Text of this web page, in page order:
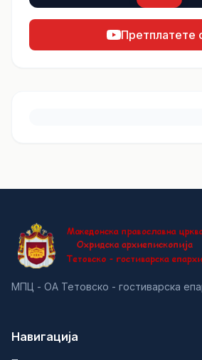
Претплатете
МПЦ - ОА Тетовско - гостиварска
Навигација